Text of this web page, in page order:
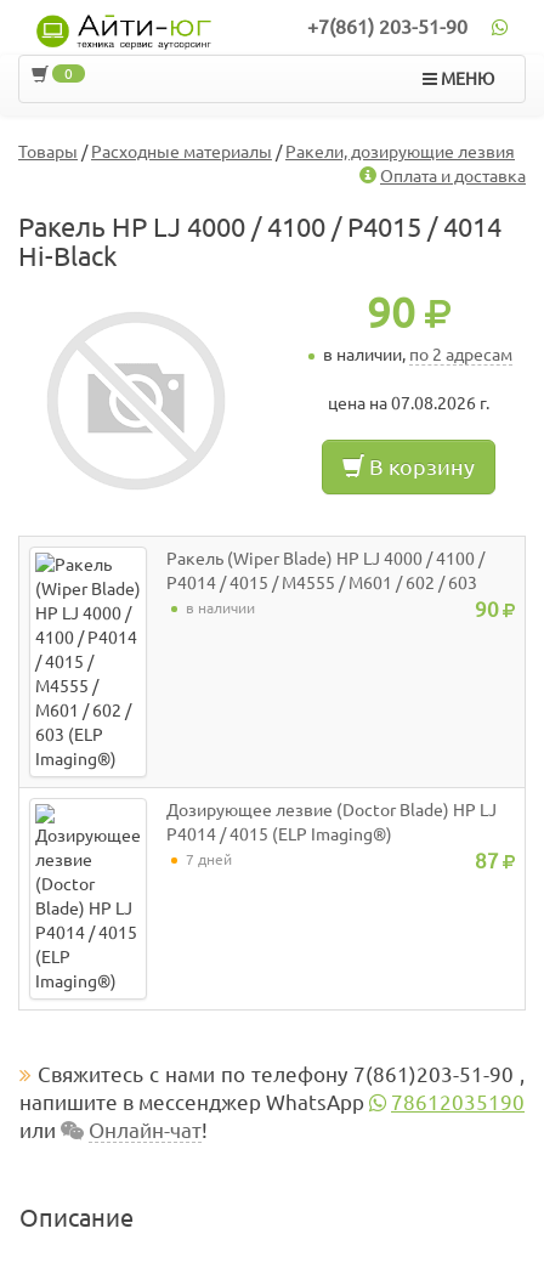
+7(861) 203-51-90
МЕНЮ
0
Товары /Расходные материалы /Ракели, дозирующие лезвия
Оплата и доставка
Ракель HP LJ 4000 / 4100 / P4015 / 4014
Hi-Black
90
в наличии, по 2 адресам
цена на 07.08.2026 г.
В корзину
Ракель (Wiper Blade) HP LJ 4000 / 4100 /
P4014 / 4015 / M4555 / M601 / 602 / 603
(ELP Imaging®)
в наличии 90
Дозирующее лезвие (Doctor Blade) HP LJ
P4014 / 4015 (ELP Imaging®)
7 дней 87
Свяжитесь с нами по телефону 7(861)203-51-90 ,
напишите в мессенджер WhatsApp
78612035190
или
Онлайн-чат!
Описание